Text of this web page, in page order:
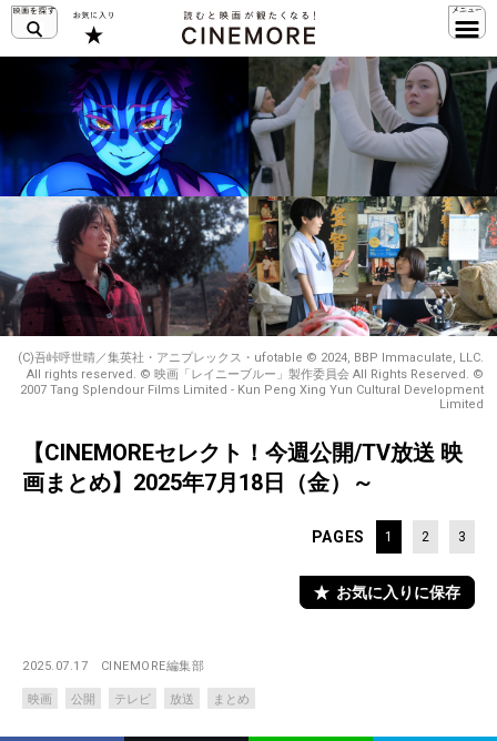
(C)吾峠呼世晴／集英社・アニプレックス・ufotable © 2024, BBP Immaculate, LLC.
All rights reserved. © 映画「レイニーブルー」製作委員会 All Rights Reserved. ©
2007 Tang Splendour Films Limited - Kun Peng Xing Yun Cultural Development
Limited
【CINEMOREセレクト！今週公開/TV放送 映
画まとめ】2025年7月18日（金）～
PAGES 1 2 3
お気に入りに保存
2025.07.17 CINEMORE編集部
映画 公開 テレビ 放送 まとめ